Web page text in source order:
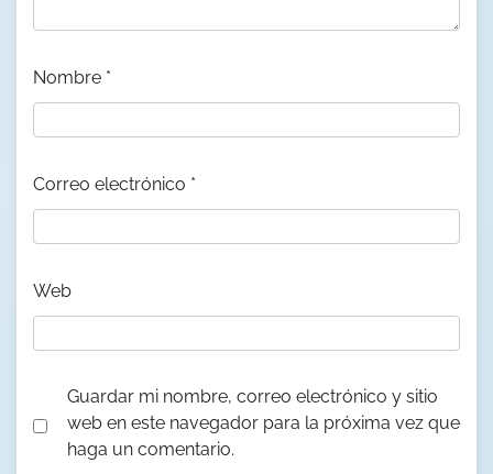
Nombre *
Correo electrónico *
Web
Guardar mi nombre, correo electrónico y sitio
web en este navegador para la próxima vez que
haga un comentario.